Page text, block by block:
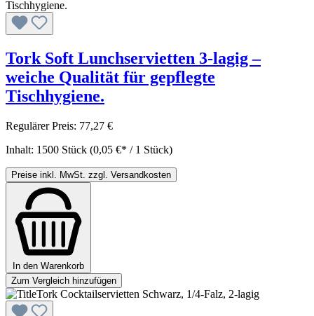
Tork Soft Lunchservietten 3-lagig –
weiche Qualität für gepflegte
Tischhygiene.
Regulärer Preis: 77,27 €
Inhalt: 1500 Stück (0,05 €* / 1 Stück)
Preise inkl. MwSt. zzgl. Versandkosten
In den Warenkorb
Zum Vergleich hinzufügen